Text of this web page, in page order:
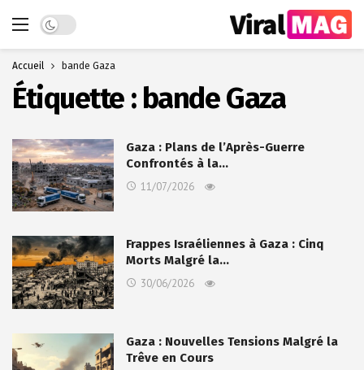
Dark mode
Accueil bande Gaza
Étiquette : bande Gaza
Gaza : Plans de l’Après-Guerre
Confrontés à la…
11/07/2026
Frappes Israéliennes à Gaza : Cinq
Morts Malgré la…
30/06/2026
Gaza : Nouvelles Tensions Malgré la
Trêve en Cours